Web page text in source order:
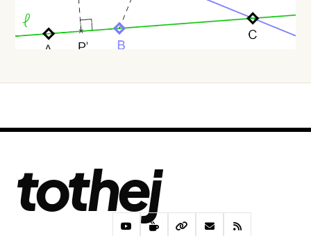
오늘 · 24 READS
tothej